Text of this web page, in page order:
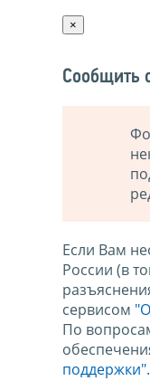
×
Сообщить
Если Вам
России (в
сервисом
По
поддержки".